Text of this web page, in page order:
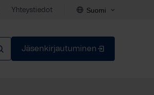
Yhteystiedot Suomi
Jäsenkirjautuminen